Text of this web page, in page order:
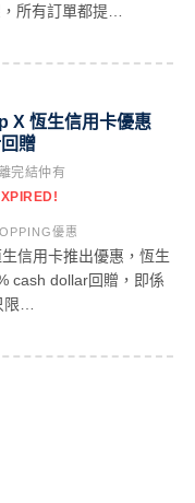
所有訂單都提…
X 恆生信用卡優惠
贈
完結仲有
優惠
信用卡推出優惠，恆生
cash dollar回贈，即係
…